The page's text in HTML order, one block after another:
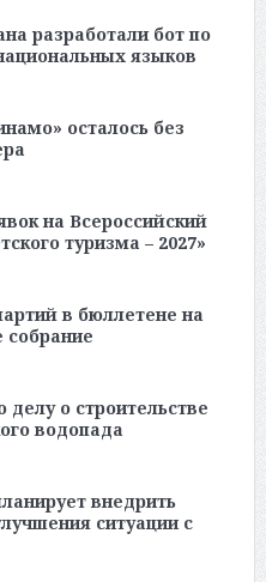
разработали бот по
языков
осталось без
на Всероссийский
туризма – 2027»
в бюллетене на
о строительстве
водопада
внедрить
ситуации с